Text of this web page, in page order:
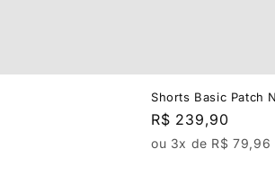
Shorts Basic Patch
Regular
price
R$ 239,90
ou 3x de R$ 79,96